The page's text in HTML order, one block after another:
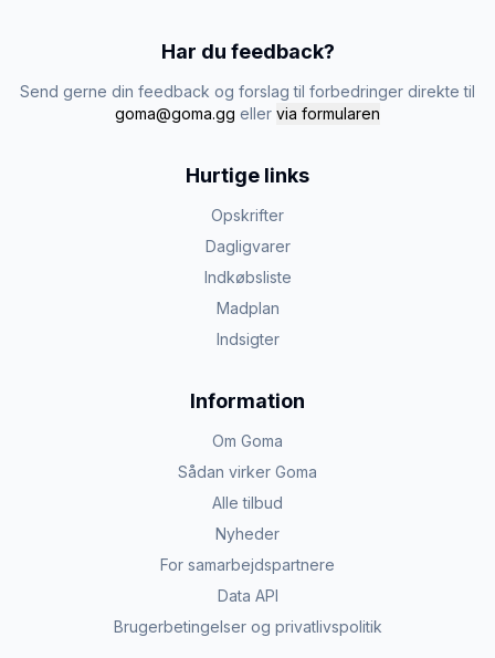
Har du feedback?
Send gerne din feedback og forslag til forbedringer direkte til
goma@goma.gg eller via formularen
Hurtige links
Opskrifter
Dagligvarer
Indkøbsliste
Madplan
Indsigter
Information
Om Goma
Sådan virker Goma
Alle tilbud
Nyheder
For samarbejdspartnere
Data API
Brugerbetingelser og privatlivspolitik